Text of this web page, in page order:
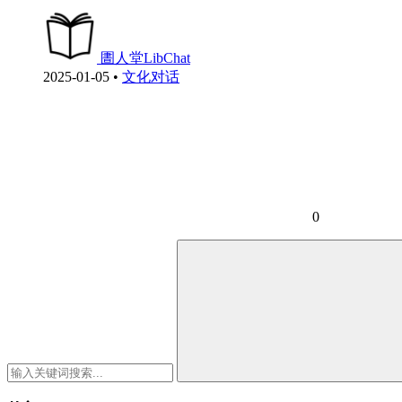
圕人堂LibChat
2025-01-05 • 文化对话
0